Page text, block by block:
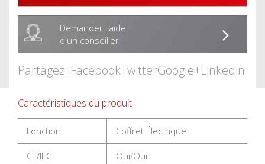
Demander l'aide
d'un conseiller
Partagez :FacebookTwitterGoogle+Linkedin
Caractéristiques du produit
Fonction Coffret Électrique
CE/IEC Oui/Oui